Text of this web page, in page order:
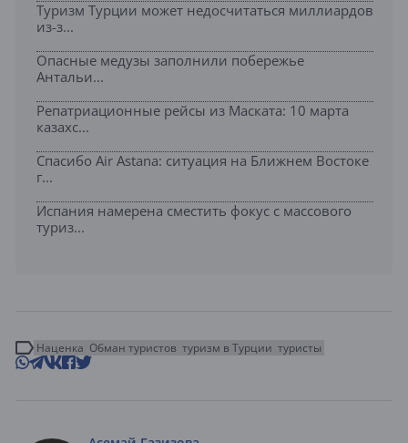
Туризм Турции может недосчитаться миллиардов
из-з...
Опасные медузы заполнили побережье
Антальи...
Репатриационные рейсы из Маската: 10 марта
казахс...
Спасибо Air Astana: ситуация на Ближнем Востоке
г...
Испания намерена сместить фокус с массового
туриз...
Наценка Обман туристов туризм в Турции туристы